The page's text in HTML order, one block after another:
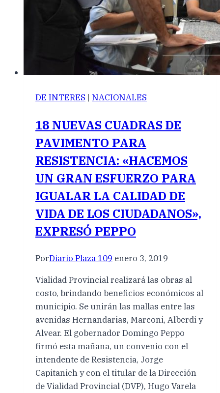
DE INTERES | NACIONALES
18 NUEVAS CUADRAS DE
PAVIMENTO PARA
RESISTENCIA: «HACEMOS
UN GRAN ESFUERZO PARA
IGUALAR LA CALIDAD DE
VIDA DE LOS CIUDADANOS»,
EXPRESÓ PEPPO
PorDiario Plaza 109 enero 3, 2019
Vialidad Provincial realizará las obras al
costo, brindando beneficios económicos al
municipio. Se unirán las mallas entre las
avenidas Hernandarias, Marconi, Alberdi y
Alvear. El gobernador Domingo Peppo
firmó esta mañana, un convenio con el
intendente de Resistencia, Jorge
Capitanich y con el titular de la Dirección
de Vialidad Provincial (DVP), Hugo Varela